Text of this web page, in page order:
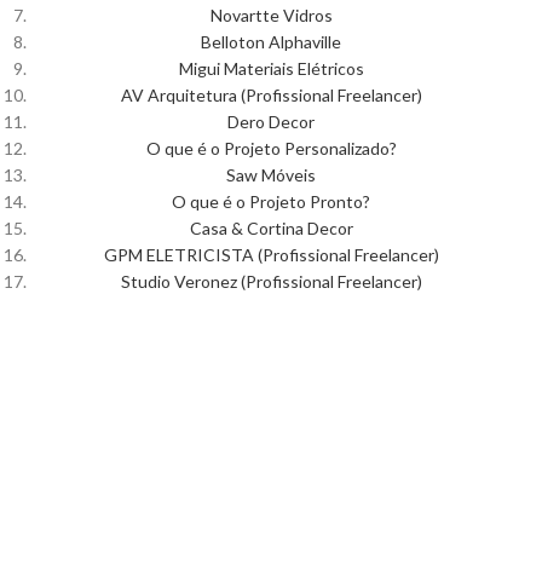
Novartte Vidros
Belloton Alphaville
Migui Materiais Elétricos
AV Arquitetura (Profissional Freelancer)
Dero Decor
O que é o Projeto Personalizado?
Saw Móveis
O que é o Projeto Pronto?
Casa & Cortina Decor
GPM ELETRICISTA (Profissional Freelancer)
Studio Veronez (Profissional Freelancer)